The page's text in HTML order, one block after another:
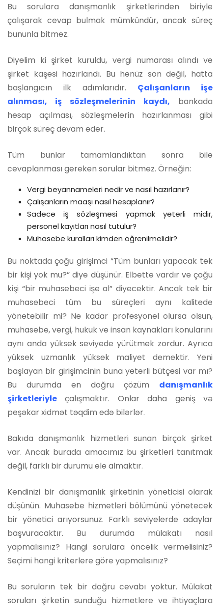
Bu sorulara danışmanlık şirketlerinden biriyle
çalışarak cevap bulmak mümkündür, ancak süreç
bununla bitmez.
Diyelim ki şirket kuruldu, vergi numarası alındı ve
şirket kaşesi hazırlandı. Bu henüz son değil, hatta
başlangıcın ilk adımlarıdır. Çalışanların işe
alınması, iş sözleşmelerinin kaydı, bankada
hesap açılması, sözleşmelerin hazırlanması gibi
birçok süreç devam eder.
Tüm bunlar tamamlandıktan sonra bile
cevaplanması gereken sorular bitmez. Örneğin:
Vergi beyannameleri nedir ve nasıl hazırlanır?
Çalışanların maaşı nasıl hesaplanır?
Sadece iş sözleşmesi yapmak yeterli midir,
personel kayıtları nasıl tutulur?
Muhasebe kuralları kimden öğrenilmelidir?
Bu noktada çoğu girişimci “Tüm bunları yapacak tek
bir kişi yok mu?” diye düşünür. Elbette vardır ve çoğu
kişi “bir muhasebeci işe al” diyecektir. Ancak tek bir
muhasebeci tüm bu süreçleri aynı kalitede
yönetebilir mi? Ne kadar profesyonel olursa olsun,
muhasebe, vergi, hukuk ve insan kaynakları konularını
aynı anda yüksek seviyede yürütmek zordur. Ayrıca
yüksek uzmanlık yüksek maliyet demektir. Yeni
başlayan bir girişimcinin buna yeterli bütçesi var mı?
Bu durumda en doğru çözüm danışmanlık
şirketleriyle çalışmaktır. Onlar daha geniş və
peşəkar xidmət təqdim edə bilərlər.
Bakıda danışmanlık hizmetleri sunan birçok şirket
var. Ancak burada amacımız bu şirketleri tanıtmak
değil, farklı bir durumu ele almaktır.
Kendinizi bir danışmanlık şirketinin yöneticisi olarak
düşünün. Muhasebe hizmetleri bölümünü yönetecek
bir yönetici arıyorsunuz. Farklı seviyelerde adaylar
başvuracaktır. Bu durumda mülakatı nasıl
yapmalısınız? Hangi sorulara öncelik vermelisiniz?
Seçimi hangi kriterlere göre yapmalısınız?
Bu soruların tek bir doğru cevabı yoktur. Mülakat
soruları şirketin sunduğu hizmetlere ve ihtiyaçlara